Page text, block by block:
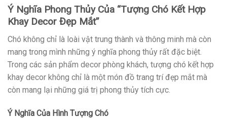
Ý Nghĩa Phong Thủy Của “Tượng Chó Kết Hợp
Khay Decor Đẹp Mắt”
Chó không chỉ là loài vật trung thành và thông minh mà còn
mang trong mình những ý nghĩa phong thủy rất đặc biệt.
Trong các sản phẩm decor phòng khách, tượng chó kết hợp
khay decor không chỉ là một món đồ trang trí đẹp mắt mà
còn mang lại những giá trị phong thủy tích cực.
Ý Nghĩa Của Hình Tượng Chó